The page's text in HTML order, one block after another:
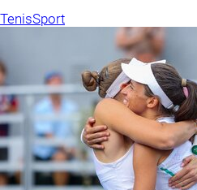
TenisSport